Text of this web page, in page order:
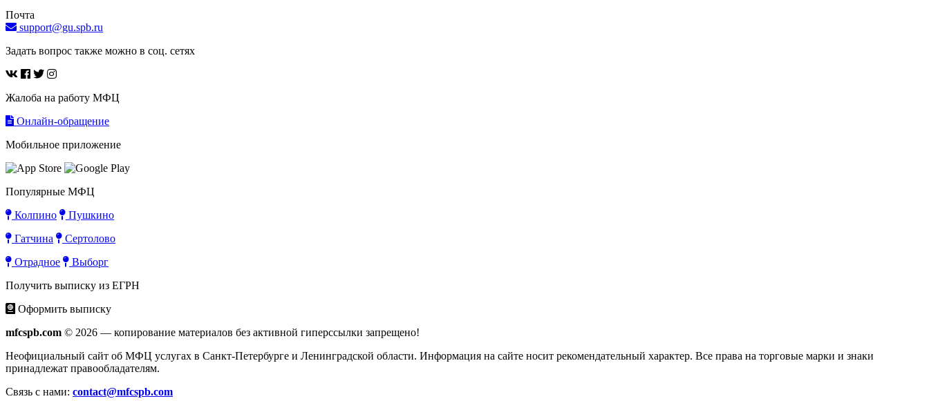
Почта
support@gu.spb.ru
Задать вопрос также можно в соц. сетях
Жалоба на работу МФЦ
Онлайн-обращение
Мобильное приложение
Популярные МФЦ
Колпино
Пушкино
Гатчина
Сертолово
Отрадное
Выборг
Получить выписку из ЕГРН
Оформить выписку
mfcspb.com © 2026 — копирование материалов без активной гиперссылки запрещено!
Неофициальный сайт об МФЦ услугах в Санкт-Петербурге и Ленинградской области. Информация на сайте носит рекомендательный характер. Все права на торговые марки и знаки
принадлежат правообладателям.
Связь с нами: contact@mfcspb.com